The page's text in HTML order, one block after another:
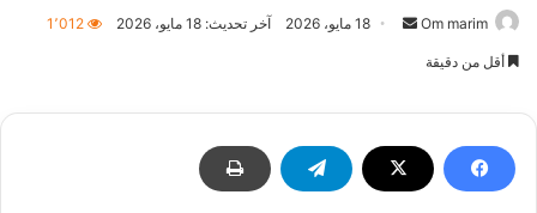
Om marim
أرسل 18 مايو، 2026 آخر تحديث: 18 مايو، 2026 1٬012
أقل من دقيقة